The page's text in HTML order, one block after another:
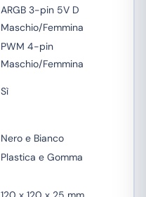
ARGB 3-pin 5V D
Maschio/Femmina
PWM 4-pin
Maschio/Femmina
Sì
Nero e Bianco
Plastica e Gomma